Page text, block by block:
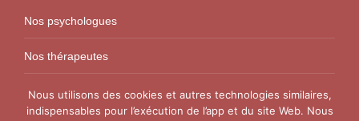
Nos psychologues
Nos thérapeutes
Nos conseillers conjugaux
Nous utilisons des cookies et autres technologies similaires,
indispensables pour l’exécution de l’app et du site Web. Nous